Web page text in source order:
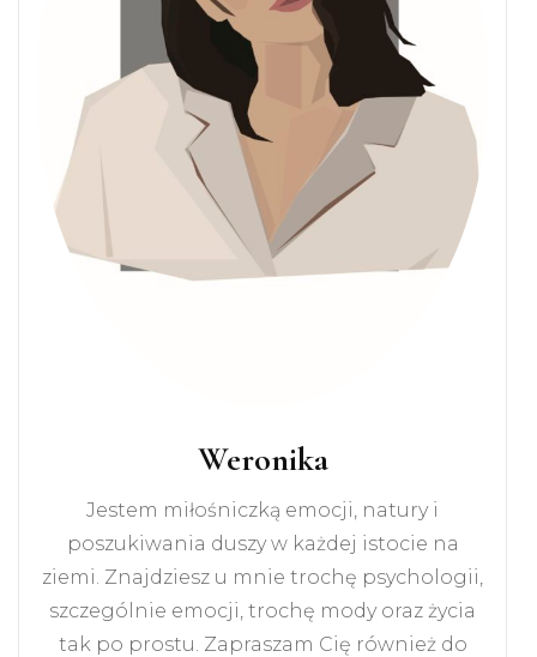
Weronika
Jestem miłośniczką emocji, natury i
poszukiwania duszy w każdej istocie na
ziemi. Znajdziesz u mnie trochę psychologii,
szczególnie emocji, trochę mody oraz życia
tak po prostu. Zapraszam Cię również do